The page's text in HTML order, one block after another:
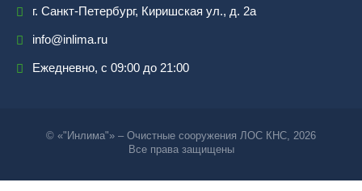
г. Санкт-Петербург, Киришская ул., д. 2а
info@inlima.ru
Ежедневно, с 09:00 до 21:00
© «"Инлима"» – Очистные сооружения ЛОС КНС, 2026
Все права защищены